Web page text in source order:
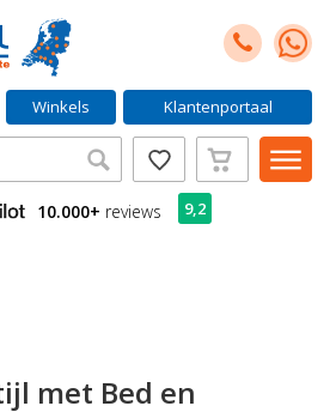
Winkels Klantenportaal
10.000+ reviews 9,2
met Bed en